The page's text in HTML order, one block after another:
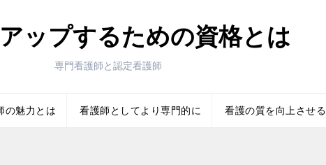
ップするための資格とは
専門看護師と認定看護師
の魅力とは 看護師としてより専門的に 看護の質を向上させる